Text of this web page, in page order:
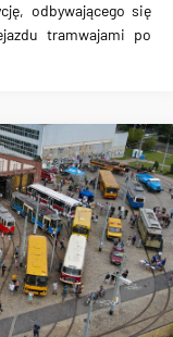
odbywającego się
tramwajami po